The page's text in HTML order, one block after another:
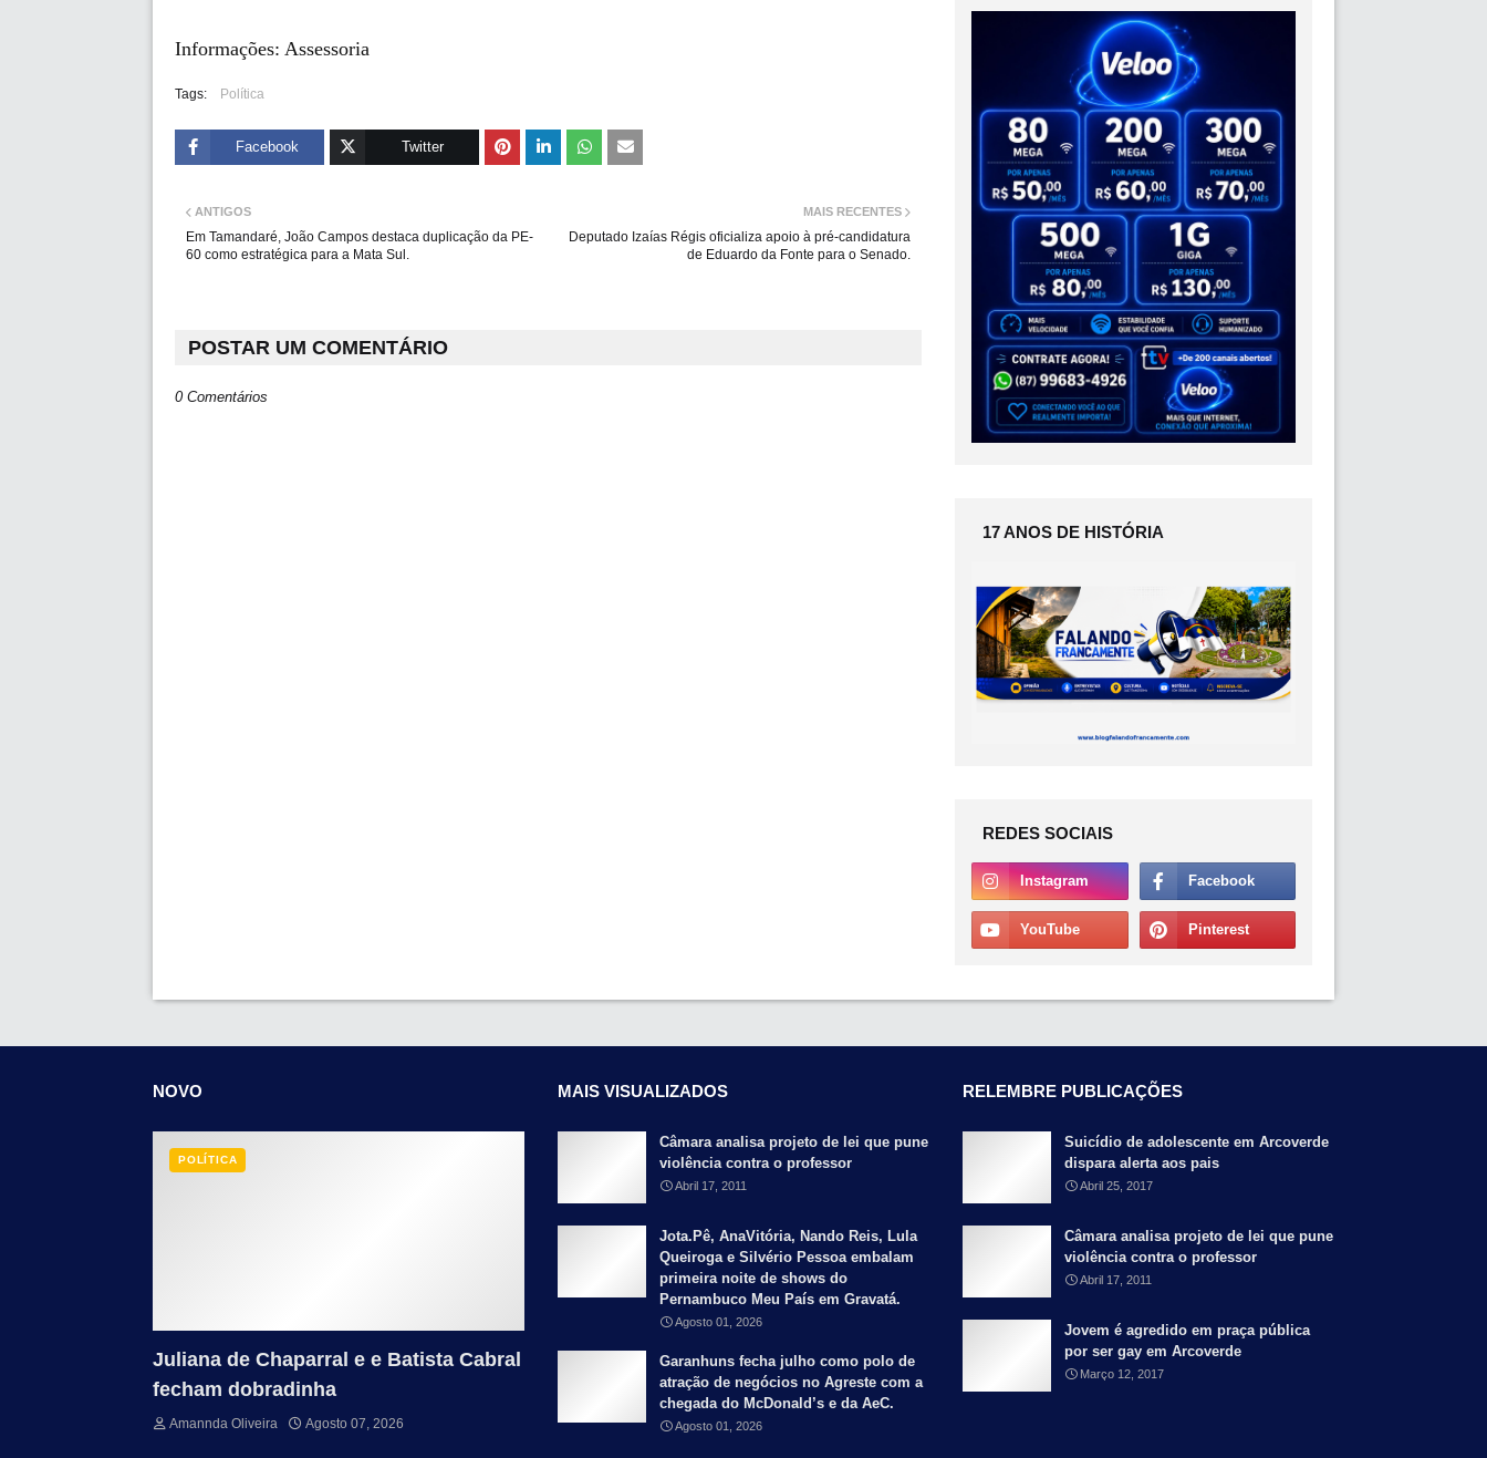
Informações: Assessoria
Tags: Política
Facebook Twitter
MAIS RECENTES
Deputado Izaías Régis oficializa apoio à pré-candidatura
de Eduardo da Fonte para o Senado.
ANTIGOS
Em Tamandaré, João Campos destaca duplicação da PE-
60 como estratégica para a Mata Sul.
POSTAR UM COMENTÁRIO
0 Comentários
17 ANOS DE HISTÓRIA
REDES SOCIAIS
NOVO
POLÍTICA
Juliana de Chaparral e e Batista Cabral
fecham dobradinha
Amannda Oliveira Agosto 07, 2026
MAIS VISUALIZADOS
Câmara analisa projeto de lei que pune
violência contra o professor
Abril 17, 2011
Jota.Pê, AnaVitória, Nando Reis, Lula
Queiroga e Silvério Pessoa embalam
primeira noite de shows do
Pernambuco Meu País em Gravatá.
Agosto 01, 2026
Garanhuns fecha julho como polo de
atração de negócios no Agreste com a
chegada do McDonald’s e da AeC.
Agosto 01, 2026
RELEMBRE PUBLICAÇÕES
Suicídio de adolescente em Arcoverde
dispara alerta aos pais
Abril 25, 2017
Câmara analisa projeto de lei que pune
violência contra o professor
Abril 17, 2011
Jovem é agredido em praça pública
por ser gay em Arcoverde
Março 12, 2017